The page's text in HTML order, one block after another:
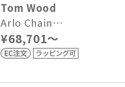
Tom Wood
Arlo Chain…
¥68,701～